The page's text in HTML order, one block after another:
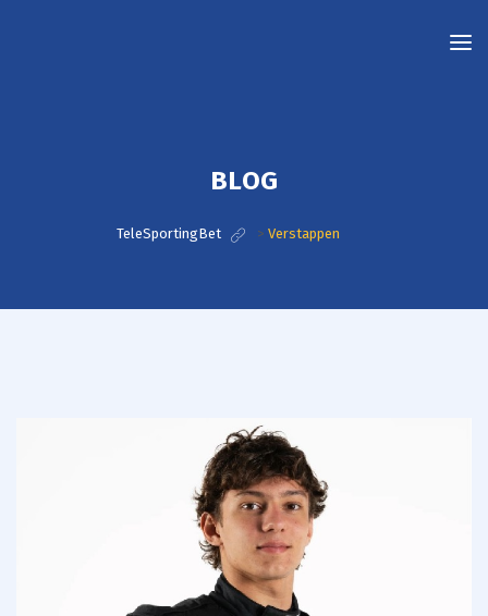
BLOG
TeleSportingBet > Verstappen